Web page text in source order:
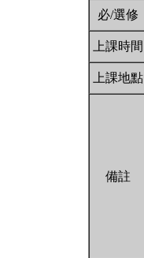
必/選修
上課時間
上課地點
備註